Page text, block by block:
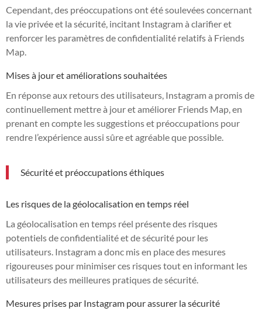
Cependant, des préoccupations ont été soulevées concernant
la vie privée et la sécurité, incitant Instagram à clarifier et
renforcer les paramètres de confidentialité relatifs à Friends
Map.
Mises à jour et améliorations souhaitées
En réponse aux retours des utilisateurs, Instagram a promis de
continuellement mettre à jour et améliorer Friends Map, en
prenant en compte les suggestions et préoccupations pour
rendre l’expérience aussi sûre et agréable que possible.
Sécurité et préoccupations éthiques
Les risques de la géolocalisation en temps réel
La géolocalisation en temps réel présente des risques
potentiels de confidentialité et de sécurité pour les
utilisateurs. Instagram a donc mis en place des mesures
rigoureuses pour minimiser ces risques tout en informant les
utilisateurs des meilleures pratiques de sécurité.
Mesures prises par Instagram pour assurer la sécurité